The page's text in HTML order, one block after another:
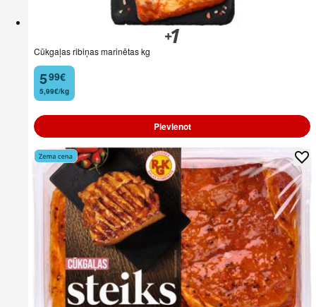
Cūkgaļas ribiņas marinētas kg
5
. 99€
5,99€/kg
Pievienot